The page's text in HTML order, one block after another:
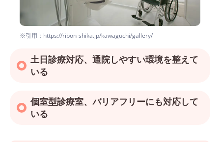
※引用：https://ribon-shika.jp/kawaguchi/gallery/
土日診療対応、通院しやすい環境を整えて
いる
個室型診療室、バリアフリーにも対応して
いる